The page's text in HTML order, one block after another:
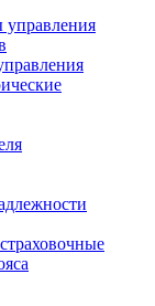
управления